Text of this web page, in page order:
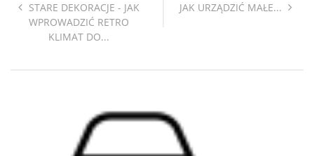
STARE DEKORACJE - JAK
WPROWADZIĆ RETRO
KLIMAT DO...
JAK URZĄDZIĆ MAŁE...